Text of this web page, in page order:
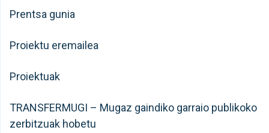
Prentsa gunia
Proiektu eremailea
Proiektuak
TRANSFERMUGI – Mugaz gaindiko garraio publikoko
zerbitzuak hobetu